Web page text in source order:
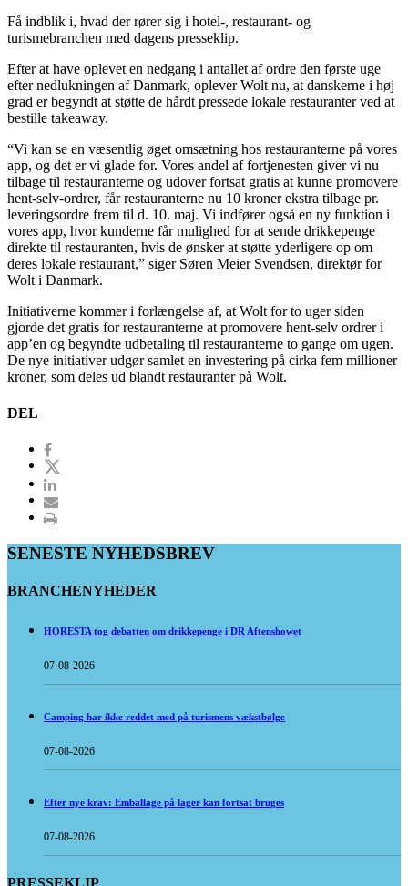
Få indblik i, hvad der rører sig i hotel-, restaurant- og
turismebranchen med dagens presseklip.
Efter at have oplevet en nedgang i antallet af ordre den første uge
efter nedlukningen af Danmark, oplever Wolt nu, at danskerne i høj
grad er begyndt at støtte de hårdt pressede lokale restauranter ved at
bestille takeaway.
“Vi kan se en væsentlig øget omsætning hos restauranterne på vores
app, og det er vi glade for. Vores andel af fortjenesten giver vi nu
tilbage til restauranterne og udover fortsat gratis at kunne promovere
hent-selv-ordrer, får restauranterne nu 10 kroner ekstra tilbage pr.
leveringsordre frem til d. 10. maj. Vi indfører også en ny funktion i
vores app, hvor kunderne får mulighed for at sende drikkepenge
direkte til restauranten, hvis de ønsker at støtte yderligere op om
deres lokale restaurant,” siger Søren Meier Svendsen, direktør for
Wolt i Danmark.
Initiativerne kommer i forlængelse af, at Wolt for to uger siden
gjorde det gratis for restauranterne at promovere hent-selv ordrer i
app’en og begyndte udbetaling til restauranterne to gange om ugen.
De nye initiativer udgør samlet en investering på cirka fem millioner
kroner, som deles ud blandt restauranter på Wolt.
DEL
SENESTE NYHEDSBREV
BRANCHENYHEDER
HORESTA tog debatten om drikkepenge i DR Aftenshowet
07-08-2026
Camping har ikke reddet med på turismens vækstbølge
07-08-2026
Efter nye krav: Emballage på lager kan fortsat bruges
07-08-2026